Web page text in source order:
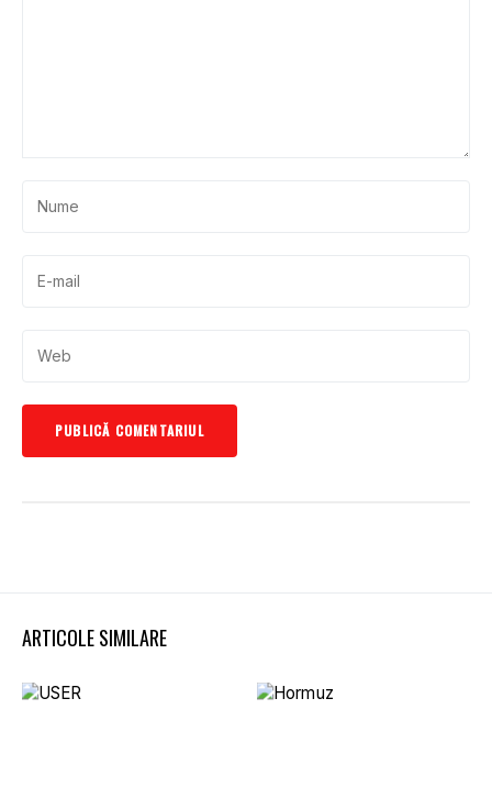
ARTICOLE SIMILARE